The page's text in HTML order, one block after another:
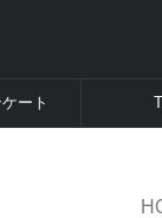
ート